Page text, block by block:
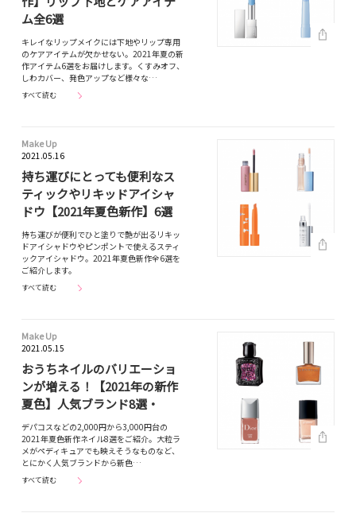
ム全6選
キレイなリップメイクには下地やリップ専用
のケアアイテムが欠かせない。2021年夏の新
作アイテム6選をお届けします。くすみオフ、
しわカバー、発色アップなど様々な…
すべて読む
Make Up
2021.05.16
持ち運びにとっても便利なス
ティックやリキッドアイシャ
ドウ【2021年夏色新作】6選
持ち運びが便利でひと塗りで艶が出るリキッ
ドアイシャドウやピンポントで使えるスティ
ックアイシャドウ。2021年夏色新作全6選を
ご紹介します。
すべて読む
Make Up
2021.05.15
おうちネイルのバリエーショ
ンが増える！【2021年の新作
夏色】人気ブランド8選・
デパコスなどの2,000円から3,000円台の
2021年夏色新作ネイル8選をご紹介。大粒ラ
メがペディキュアでも映えそうなものなど、
とにかく人気ブランドから新色…
すべて読む